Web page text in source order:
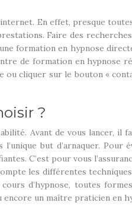
En effet, presque
Faire des
formation en hypnose
de formation en hypnose
ou cliquer sur le bouton «
?
Avant de vous lancer,
but d’arnaquer.
C’est pour vous
les différentes
d’hypnose, toutes
un maître praticien en